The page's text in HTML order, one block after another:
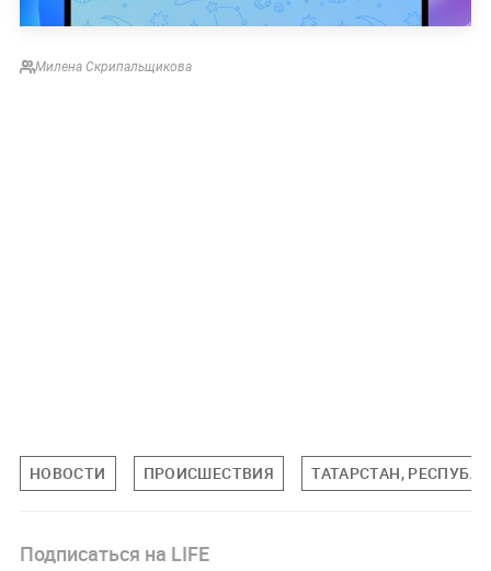
Милена Скрипальщикова
НОВОСТИ ПРОИСШЕСТВИЯ ТАТАРСТАН,
Подписаться на LIFE